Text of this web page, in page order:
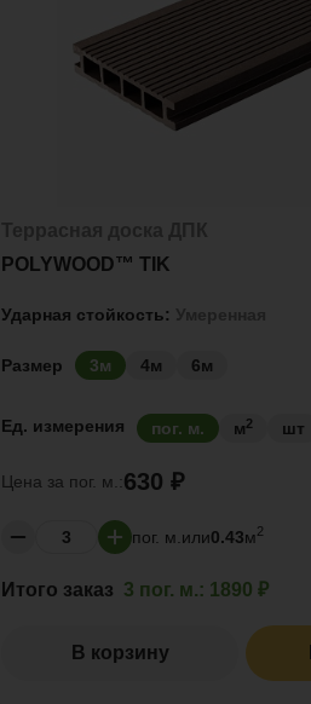
POLYWOOD™ TIK
Ударная стойкость:
Размер 3м 4м 6м
Ед. измерения пог. м. м2 шт
Цена за пог. м.:630 ₽
пог. м. или0.43м2
Итого заказ 3 пог. м.: 1890 ₽
В корзину